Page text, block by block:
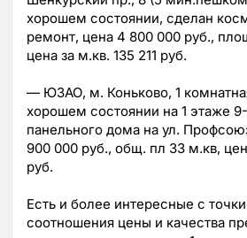
хорошем состоянии, сделан
ремонт, цена 4 800 000 руб.,
цена за м.кв. 135 211 руб.
— ЮЗАО, м. Коньково, 1
хорошем состоянии на 1 этаже
панельного дома на ул.
900 000 руб., общ. пл 33 м.кв,
руб.
Есть и более интересные с
соотношения цены и качества